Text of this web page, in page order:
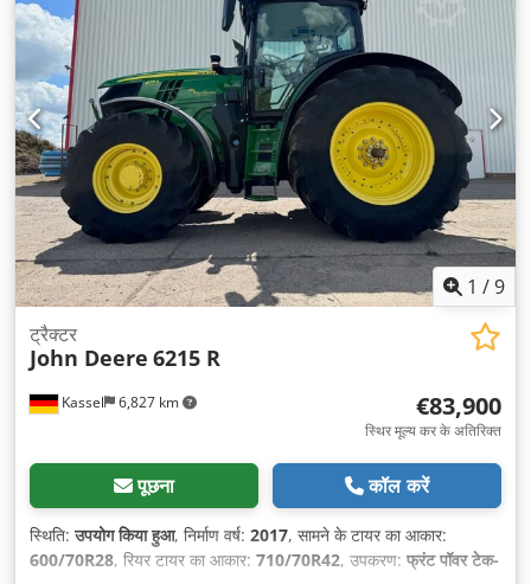
1 /9
Kassel 6,827 km
ट्रैक्टर
John Deere 6215 R
€83,900
स्थिर मूल्य कर के अतिरिक्त
पूछना कॉल करें
स्थिति:उपयोग किया हुआ, निर्माण वर्ष: 2017, सामने के टायर का आकार:
600/70R28, रियर टायर का आकार: 710/70R42, उपकरण: फ्रंट पॉवर टेक-